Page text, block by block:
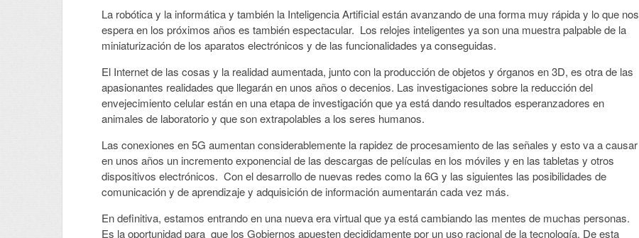
La robótica y la informática y también la Inteligencia Artificial están avanzando de una forma muy rápida y lo que nos
espera en los próximos años es también espectacular. Los relojes inteligentes ya son una muestra palpable de la
miniaturización de los aparatos electrónicos y de las funcionalidades ya conseguidas.
El Internet de las cosas y la realidad aumentada, junto con la producción de objetos y órganos en 3D, es otra de las
apasionantes realidades que llegarán en unos años o decenios. Las investigaciones sobre la reducción del
envejecimiento celular están en una etapa de investigación que ya está dando resultados esperanzadores en
animales de laboratorio y que son extrapolables a los seres humanos.
Las conexiones en 5G aumentan considerablemente la rapidez de procesamiento de las señales y esto va a causar
en unos años un incremento exponencial de las descargas de películas en los móviles y en las tabletas y otros
dispositivos electrónicos. Con el desarrollo de nuevas redes como la 6G y las siguientes las posibilidades de
comunicación y de aprendizaje y adquisición de información aumentarán cada vez más.
En definitiva, estamos entrando en una nueva era virtual que ya está cambiando las mentes de muchas personas.
Es la oportunidad para que los Gobiernos apuesten decididamente por un uso racional de la tecnología. De esta